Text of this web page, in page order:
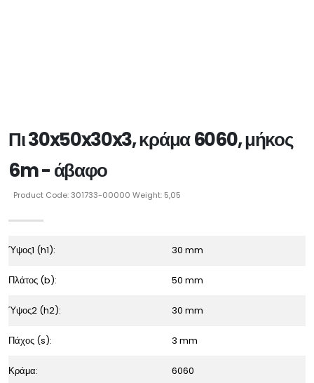
Πι 30x50x30x3, κράμα 6060, μήκος
6m - άβαφο
Product Code: 301733-00000 Weight: 5,05
Ύψος1 (h1): 30 mm
Πλάτος (b): 50 mm
Ύψος2 (h2): 30 mm
Πάχος (s): 3 mm
Κράμα: 6060